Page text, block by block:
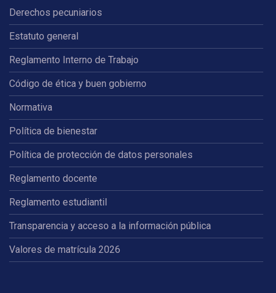
Derechos pecuniarios
Estatuto general
Reglamento Interno de Trabajo
Código de ética y buen gobierno
Normativa
Política de bienestar
Política de protección de datos personales
Reglamento docente
Reglamento estudiantil
Transparencia y acceso a la información pública
Valores de matrícula 2026